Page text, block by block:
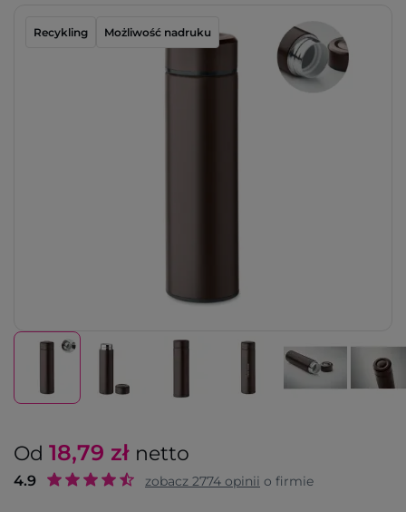
Recykling Możliwość nadruku
Od 18,79 zł netto
4.9 zobacz 2774 opinii o firmie